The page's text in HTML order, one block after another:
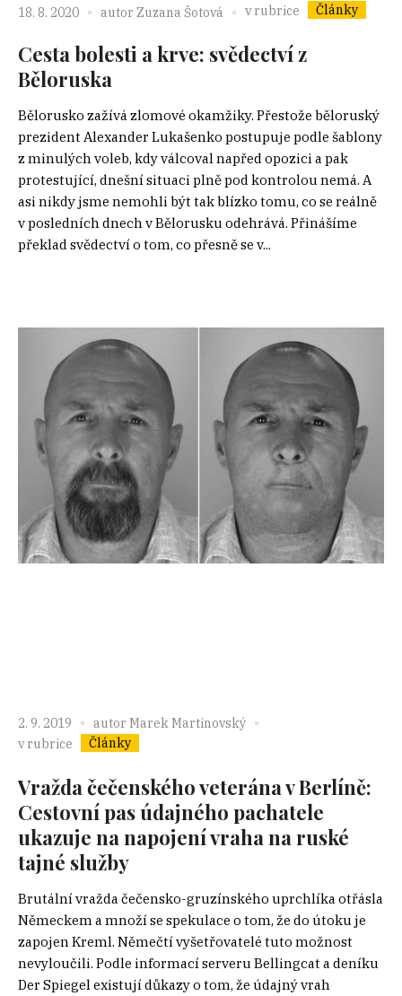
18. 8. 2020 autor Zuzana Šotová v rubrice Články
Cesta bolesti a krve: svědectví z
Běloruska
Bělorusko zažívá zlomové okamžiky. Přestože běloruský
prezident Alexander Lukašenko postupuje podle šablony
z minulých voleb, kdy válcoval napřed opozici a pak
protestující, dnešní situaci plně pod kontrolou nemá. A
asi nikdy jsme nemohli být tak blízko tomu, co se reálně
v posledních dnech v Bělorusku odehrává. Přinášíme
překlad svědectví o tom, co přesně se v...
2. 9. 2019 autor Marek Martinovský
v rubrice
Články
Vražda čečenského veterána v Berlíně:
Cestovní pas údajného pachatele
ukazuje na napojení vraha na ruské
tajné služby
Brutální vražda čečensko-gruzínského uprchlíka otřásla
Německem a množí se spekulace o tom, že do útoku je
zapojen Kreml. Němečtí vyšetřovatelé tuto možnost
nevyloučili. Podle informací serveru Bellingcat a deníku
Der Spiegel existují důkazy o tom, že údajný vrah